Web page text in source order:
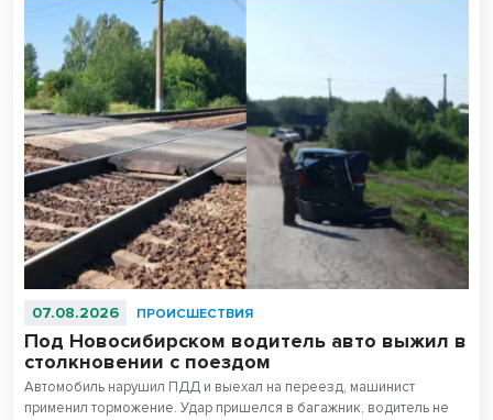
07.08.2026 ПРОИСШЕСТВИЯ
Под Новосибирском водитель авто выжил в
столкновении с поездом
Автомобиль нарушил ПДД и выехал на переезд, машинист
применил торможение. Удар пришелся в багажник, водитель не